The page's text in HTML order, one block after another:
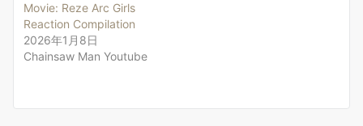
Movie: Reze Arc Girls
Reaction Compilation
2026年1月8日
Chainsaw Man Youtube